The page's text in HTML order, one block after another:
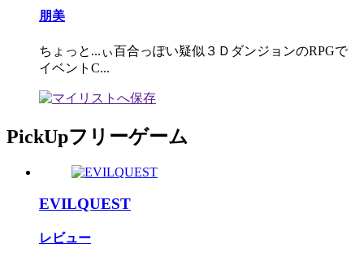
朋美
ちょっと...ぃ百合っぽい疑似３ＤダンジョンのRPGで
イベントC...
PickUpフリーゲーム
EVILQUEST
レビュー